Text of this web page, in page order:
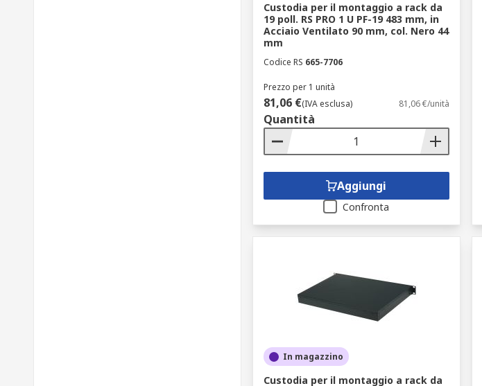
Custodia per il montaggio a rack da
19 poll. RS PRO 1 U PF-19 483 mm, in
Acciaio Ventilato 90 mm, col. Nero 44
mm
Codice RS 665-7706
Prezzo per 1 unità
81,06 €(IVA esclusa) 81,06 €/unità
Quantità
Aggiungi
Confronta
In magazzino
Custodia per il montaggio a rack da